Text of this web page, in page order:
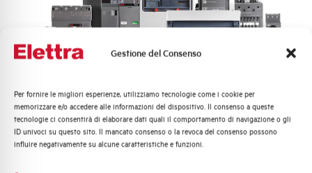
Gestione del Consenso
Per fornire le migliori esperienze, utilizziamo tecnologie come i cookie per
memorizzare e/o accedere alle informazioni del dispositivo. Il consenso a queste
tecnologie ci consentirà di elaborare dati quali il comportamento di navigazione o gli
ID univoci su questo sito. Il mancato consenso o la revoca del consenso possono
influire negativamente su alcune caratteristiche e funzioni.
Altri
Quali argomenti ti interessano di più?
Distribuzione di Energia
Automazione Industriale